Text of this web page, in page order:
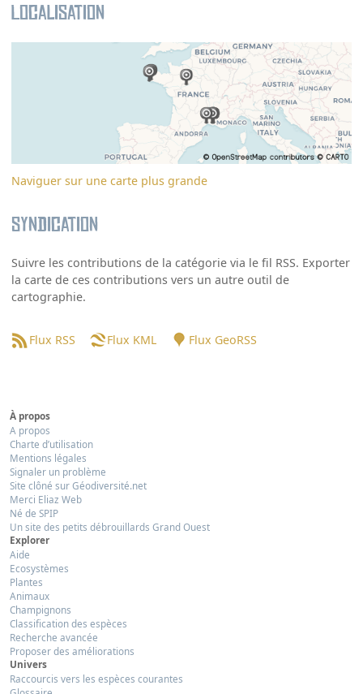
Localisation
Naviguer sur une carte plus grande
Syndication
Suivre les contributions de la catégorie via le fil RSS. Exporter
la carte de ces contributions vers un autre outil de
cartographie.
Flux RSS Flux KML Flux GeoRSS
À propos
A propos
Charte d’utilisation
Mentions légales
Signaler un problème
Site clôné sur Géodiversité.net
Merci Eliaz Web
Né de SPIP
Un site des petits débrouillards Grand Ouest
Explorer
Aide
Ecosystèmes
Plantes
Animaux
Champignons
Classification des espèces
Recherche avancée
Proposer des améliorations
Univers
Raccourcis vers les espèces courantes